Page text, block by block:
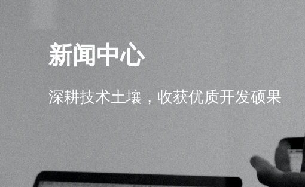
新闻中心
深耕技术土壤，收获优质开发硕果